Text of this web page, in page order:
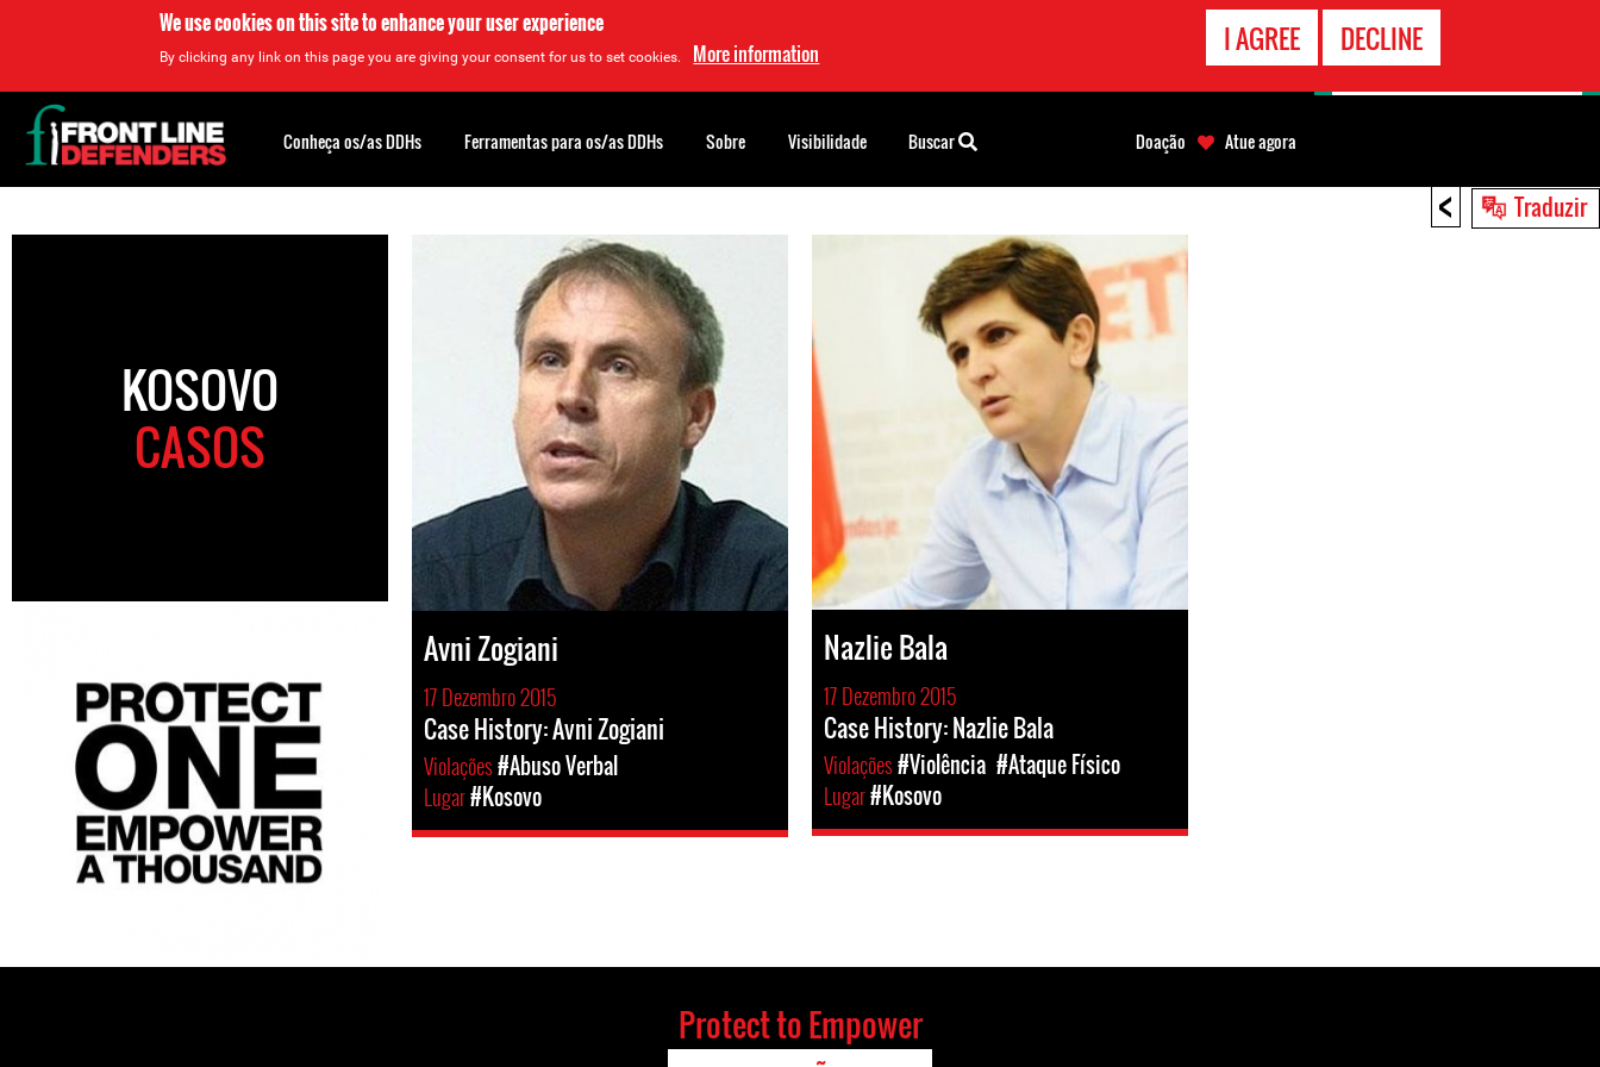
We use cookies on this site to enhance your user experience
By clicking any link on this page you are giving your consent for us to set cookies. More information I AGREE DECLINE
< Traduzir
to
KOSOVO
CASOS
Avni Zogiani
17 Dezembro 2015
Case History: Avni Zogiani
Violações#Abuso Verbal
Lugar#Kosovo
Nazlie Bala
17 Dezembro 2015
Case History: Nazlie Bala
Violações#Violência #Ataque Físico
Lugar#Kosovo
Back
to
top
Conheça os/as DDHs Ferramentas para os/as DDHs Sobre Visibilidade Buscar Doação Atue agora
Protect to Empower
CONTATO
EMERGÊNCIA